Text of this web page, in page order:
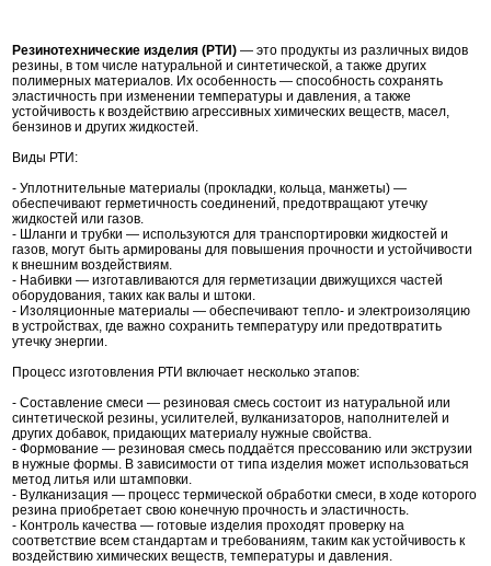
Резинотехнические изделия (РТИ) — это продукты из различных видов
резины, в том числе натуральной и синтетической, а также других
полимерных материалов. Их особенность — способность сохранять
эластичность при изменении температуры и давления, а также
устойчивость к воздействию агрессивных химических веществ, масел,
бензинов и других жидкостей.
Виды РТИ:
- Уплотнительные материалы (прокладки, кольца, манжеты) —
обеспечивают герметичность соединений, предотвращают утечку
жидкостей или газов.
- Шланги и трубки — используются для транспортировки жидкостей и
газов, могут быть армированы для повышения прочности и устойчивости
к внешним воздействиям.
- Набивки — изготавливаются для герметизации движущихся частей
оборудования, таких как валы и штоки.
- Изоляционные материалы — обеспечивают тепло- и электроизоляцию
в устройствах, где важно сохранить температуру или предотвратить
утечку энергии.
Процесс изготовления РТИ включает несколько этапов:
- Составление смеси — резиновая смесь состоит из натуральной или
синтетической резины, усилителей, вулканизаторов, наполнителей и
других добавок, придающих материалу нужные свойства.
- Формование — резиновая смесь поддаётся прессованию или экструзии
в нужные формы. В зависимости от типа изделия может использоваться
метод литья или штамповки.
- Вулканизация — процесс термической обработки смеси, в ходе которого
резина приобретает свою конечную прочность и эластичность.
- Контроль качества — готовые изделия проходят проверку на
соответствие всем стандартам и требованиям, таким как устойчивость к
воздействию химических веществ, температуры и давления.